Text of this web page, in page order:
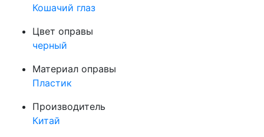
Кошачий глаз
Цвет оправы
черный
Материал оправы
Пластик
Производитель
Китай